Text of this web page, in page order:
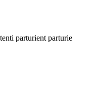
parturient parturie